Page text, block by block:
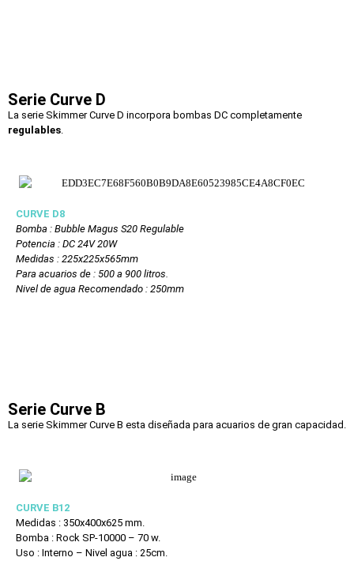
Serie Curve D
La serie Skimmer Curve D incorpora bombas DC completamente
regulables.
CURVE D8
Bomba : Bubble Magus S20 Regulable
Potencia : DC 24V 20W
Medidas : 225x225x565mm
Para acuarios de : 500 a 900 litros.
Nivel de agua Recomendado : 250mm
Serie Curve B
La serie Skimmer Curve B esta diseñada para acuarios de gran capacidad.
CURVE B12
Medidas : 350x400x625 mm.
Bomba : Rock SP-10000 – 70 w.
Uso : Interno – Nivel agua : 25cm.